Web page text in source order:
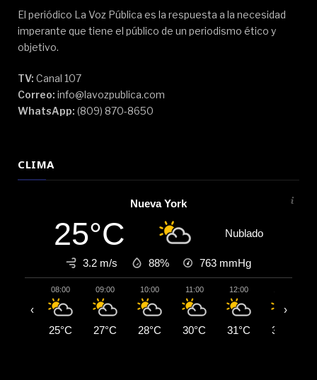
El periódico La Voz Pública es la respuesta a la necesidad
imperante que tiene el público de un periodismo ético y
objetivo.
TV: Canal 107
Correo: info@lavozpublica.com
WhatsApp: (809) 870-8650
CLIMA
Nueva York
25°C Nublado
3.2 m/s 88% 763 mmHg
08:00
25°C
09:00
27°C
10:00
28°C
11:00
30°C
12:00
31°C 32°C
‹ ›